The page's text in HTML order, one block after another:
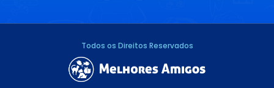
Todos os Direitos Reservados